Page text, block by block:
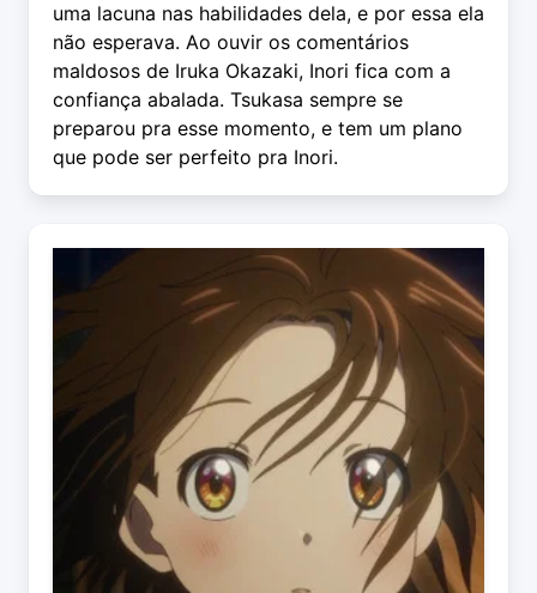
uma lacuna nas habilidades dela, e por essa ela
não esperava. Ao ouvir os comentários
maldosos de Iruka Okazaki, Inori fica com a
confiança abalada. Tsukasa sempre se
preparou pra esse momento, e tem um plano
que pode ser perfeito pra Inori.